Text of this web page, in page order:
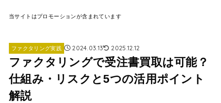
当サイトはプロモーションが含まれています
ファクタリング実践 2024.03.13 2025.12.12
ファクタリングで受注書買取は可能？
仕組み・リスクと5つの活用ポイント
解説